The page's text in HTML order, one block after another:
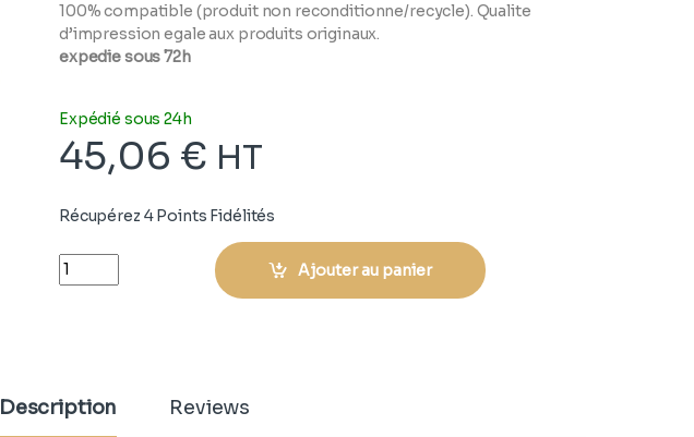
100% compatible (produit non reconditionne/recycle). Qualite
d’impression egale aux produits originaux.
expedie sous 72h
Expédié sous 24h
45,06 € HT
Récupérez 4 Points Fidélités
Quantity Ajouter au panier
Description Reviews